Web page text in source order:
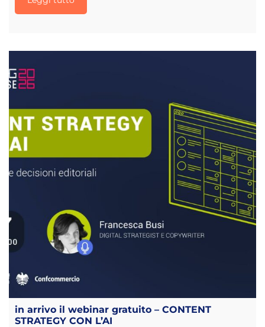
in arrivo il webinar gratuito – CONTENT
STRATEGY CON L’AI